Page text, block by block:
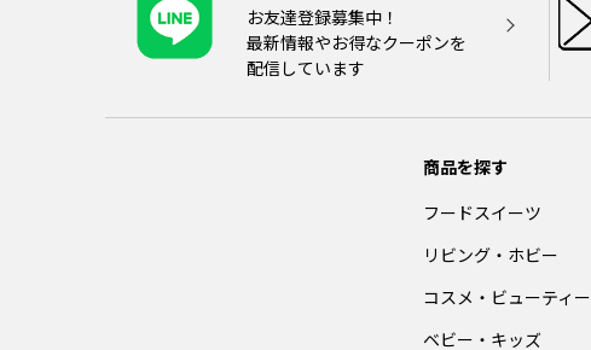
お友達登録募集中！
最新情報やお得なクーポンを
配信しています
商品を探す
フードスイーツ
リビング・ホビー
コスメ・ビューティー
ベビー・キッズ